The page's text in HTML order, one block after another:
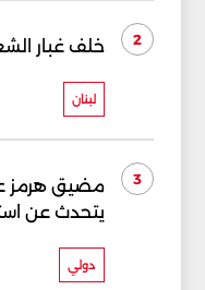
2 خلف غبار
لبنان
3
مضيق هرمز
يتحدث عن
دولي